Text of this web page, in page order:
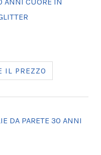
IL PREZZO
DA PARETE 30 ANNI